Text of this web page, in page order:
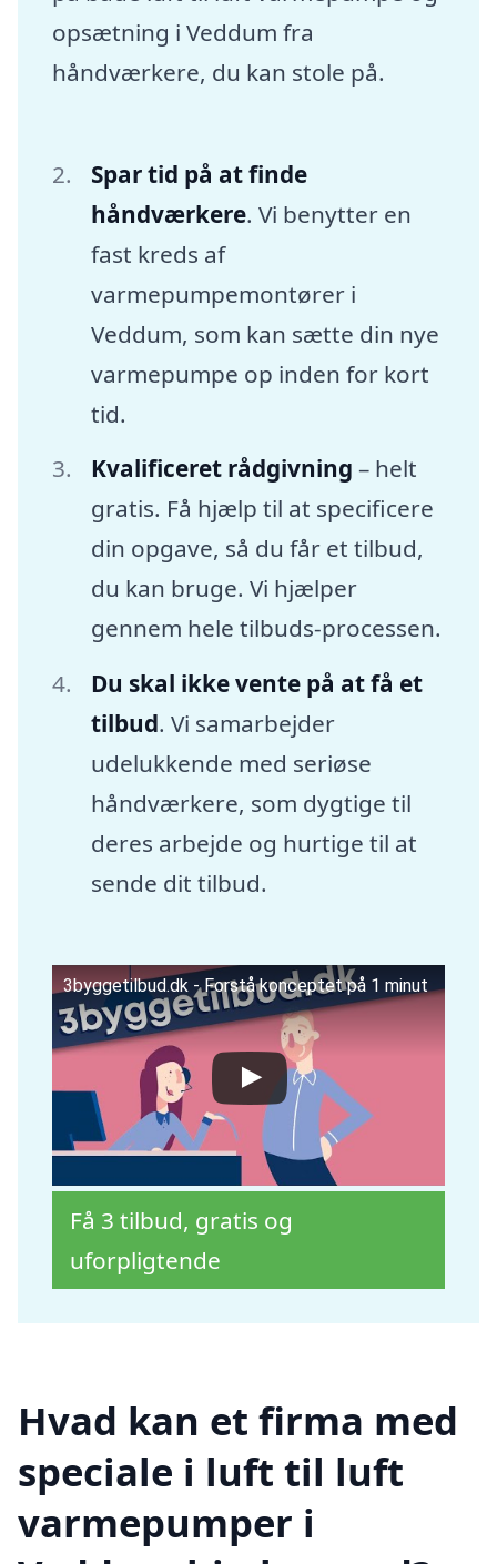
opsætning i Veddum fra
håndværkere, du kan stole på.
Spar tid på at finde
håndværkere. Vi benytter en
fast kreds af
varmepumpemontører i
Veddum, som kan sætte din nye
varmepumpe op inden for kort
tid.
Kvalificeret rådgivning – helt
gratis. Få hjælp til at specificere
din opgave, så du får et tilbud,
du kan bruge. Vi hjælper
gennem hele tilbuds-processen.
Du skal ikke vente på at få et
tilbud. Vi samarbejder
udelukkende med seriøse
håndværkere, som dygtige til
deres arbejde og hurtige til at
sende dit tilbud.
3byggetilbud.dk - Forstå konceptet på 1 minut
Få 3 tilbud, gratis og
uforpligtende
Hvad kan et firma med
speciale i luft til luft
varmepumper i